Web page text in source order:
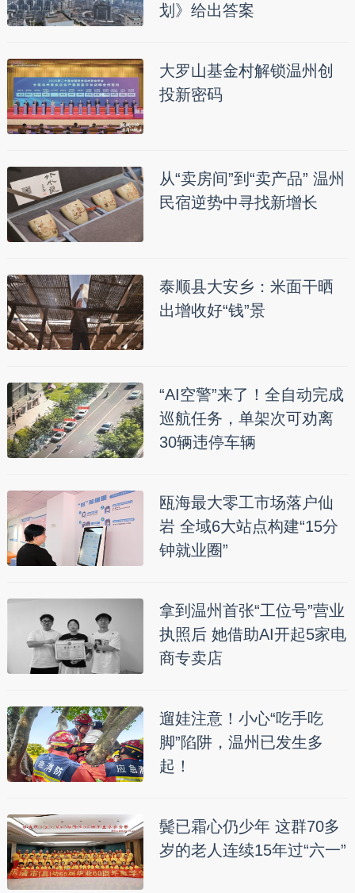
划》给出答案
大罗山基金村解锁温州创
投新密码
从“卖房间”到“卖产品” 温州
民宿逆势中寻找新增长
泰顺县大安乡：米面干晒
出增收好“钱”景
“AI空警”来了！全自动完成
巡航任务，单架次可劝离
30辆违停车辆
瓯海最大零工市场落户仙
岩 全域6大站点构建“15分
钟就业圈”
拿到温州首张“工位号”营业
执照后 她借助AI开起5家电
商专卖店
遛娃注意！小心“吃手吃
脚”陷阱，温州已发生多
起！
鬓已霜心仍少年 这群70多
岁的老人连续15年过“六一”